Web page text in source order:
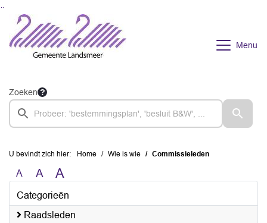
Ga naar de inhoud van deze pagina
Ga naar het zoeken
Ga naar het menu
Menu
Zoeken
U bevindt zich hier: Home Wie is wie Commissieleden
A A A
Categorieën
Raadsleden